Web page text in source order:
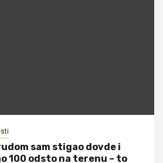
sam stigao dovde i
100 odsto na terenu – to